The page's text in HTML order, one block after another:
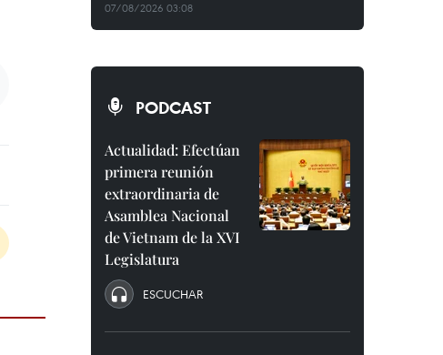
07/08/2026 03:08
PODCAST
Actualidad: Efectúan
primera reunión
extraordinaria de
Asamblea Nacional
de Vietnam de la XVI
Legislatura
ESCUCHAR